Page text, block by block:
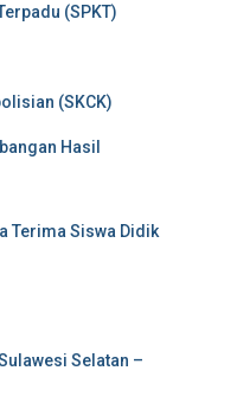
(SPKT)
(SKCK)
Hasil
Terima Siswa Didik
Selatan –